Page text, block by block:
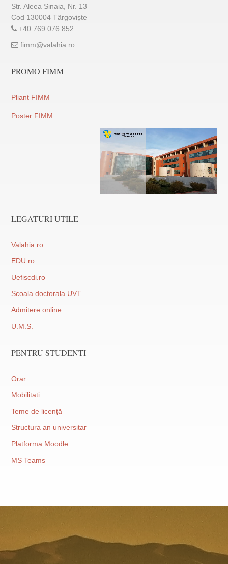
Str. Aleea Sinaia, Nr. 13
Cod 130004 Târgoviște
+40 769.076.852
fimm@valahia.ro
PROMO FIMM
Pliant FIMM
Poster FIMM
LEGATURI UTILE
Valahia.ro
EDU.ro
Uefiscdi.ro
Scoala doctorala UVT
Admitere online
U.M.S.
PENTRU STUDENTI
Orar
Mobilitati
Teme de licență
Structura an universitar
Platforma Moodle
MS Teams